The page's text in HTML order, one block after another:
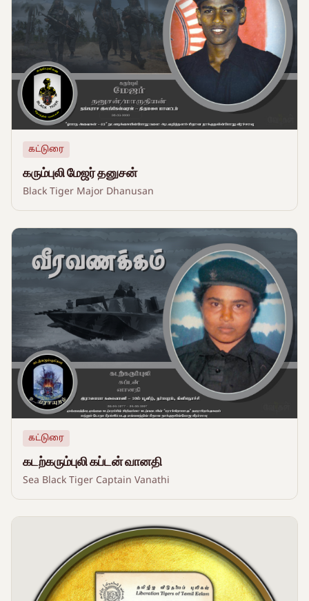
கட்டுரை
கரும்புலி மேஜர் தனுசன்
Black Tiger Major Dhanusan
கட்டுரை
கடற்கரும்புலி கப்டன் வானதி
Sea Black Tiger Captain Vanathi